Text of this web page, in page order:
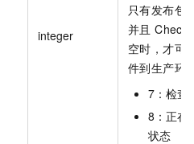
integer
只有发布包
并且
空时，才可
件到生产环
7：检查
8：正在
状态